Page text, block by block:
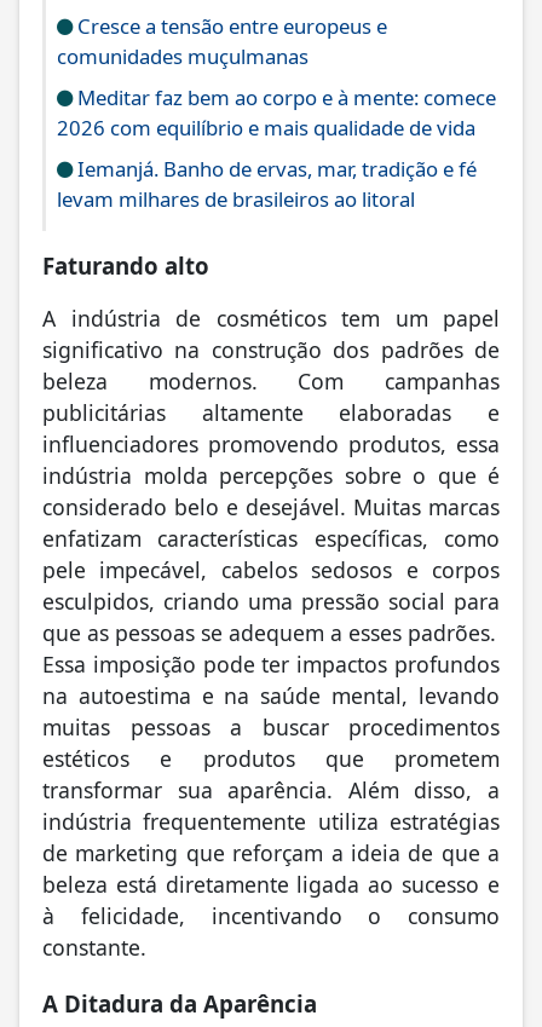
Cresce a tensão entre europeus e
comunidades muçulmanas
Meditar faz bem ao corpo e à mente: comece
2026 com equilíbrio e mais qualidade de vida
Iemanjá. Banho de ervas, mar, tradição e fé
levam milhares de brasileiros ao litoral
Faturando alto
A indústria de cosméticos tem um papel
significativo na construção dos padrões de
beleza modernos. Com campanhas
publicitárias altamente elaboradas e
influenciadores promovendo produtos, essa
indústria molda percepções sobre o que é
considerado belo e desejável. Muitas marcas
enfatizam características específicas, como
pele impecável, cabelos sedosos e corpos
esculpidos, criando uma pressão social para
que as pessoas se adequem a esses padrões.
Essa imposição pode ter impactos profundos
na autoestima e na saúde mental, levando
muitas pessoas a buscar procedimentos
estéticos e produtos que prometem
transformar sua aparência. Além disso, a
indústria frequentemente utiliza estratégias
de marketing que reforçam a ideia de que a
beleza está diretamente ligada ao sucesso e
à felicidade, incentivando o consumo
constante.
A Ditadura da Aparência